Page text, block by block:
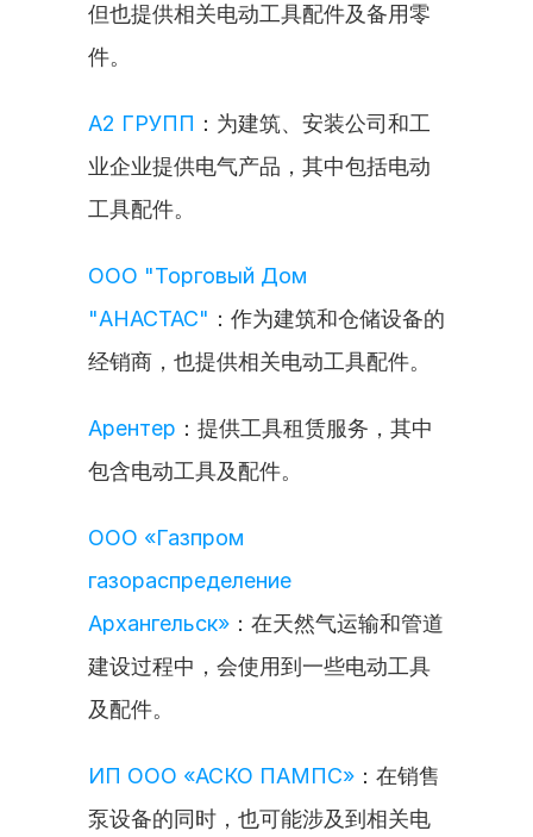
但也提供相关电动工具配件及备用零
件。
А2 ГРУПП ：为建筑、安装公司和工
业企业提供电气产品，其中包括电动
工具配件。
ООО "Торговый Дом
"АНАСТАС" ：作为建筑和仓储设备的
经销商，也提供相关电动工具配件。
Арентер ：提供工具租赁服务，其中
包含电动工具及配件。
ООО «Газпром
газораспределение
Архангельск» ：在天然气运输和管道
建设过程中，会使用到一些电动工具
及配件。
ИП ООО «АСКО ПАМПС» ：在销售
泵设备的同时，也可能涉及到相关电